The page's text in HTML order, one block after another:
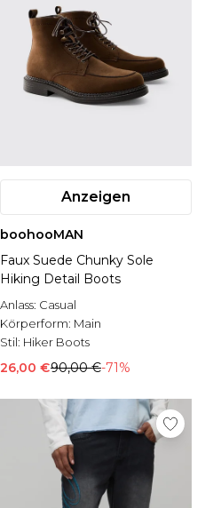
Anzeigen
boohooMAN
Faux Suede Chunky Sole
Hiking Detail Boots
Anlass: Casual
Körperform: Main
Stil: Hiker Boots
26,00 €90,00 €-71%